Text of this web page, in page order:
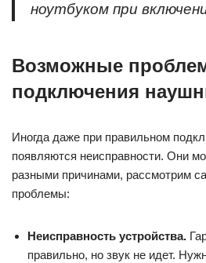
ноутбуком при
Возможные
подключения
Иногда даже при правильном
появляются неисправности. Они
разными причинами, рассмотрим
проблемы:
Неисправность устройства.
правильно, но звук не идет.